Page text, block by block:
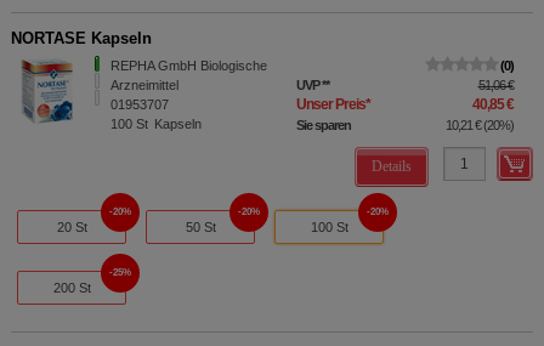
NORTASE Kapseln
REPHA GmbH Biologische
Arzneimittel
01953707
100 St Kapseln
0
UVP** 51,06 €
Unser Preis* 40,85 €
Sie sparen 10,21 €(20%)
Details
20 St
20%
50 St
20%
100 St
20%
200 St
25%